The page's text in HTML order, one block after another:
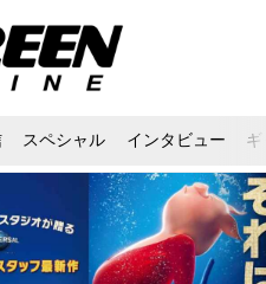
スペシャル インタビュー